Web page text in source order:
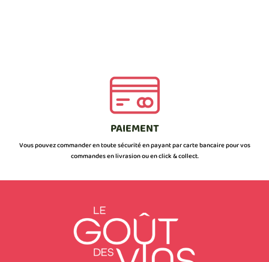
PAIEMENT
Vous pouvez commander en toute sécurité en payant par carte bancaire pour vos
commandes en livrasion ou en click & collect.